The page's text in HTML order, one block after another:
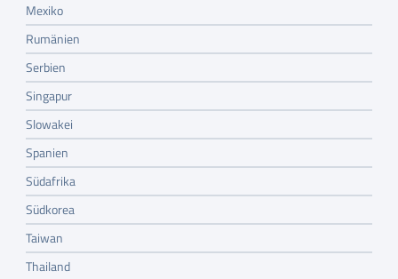
Mexiko
Rumänien
Serbien
Singapur
Slowakei
Spanien
Südafrika
Südkorea
Taiwan
Thailand